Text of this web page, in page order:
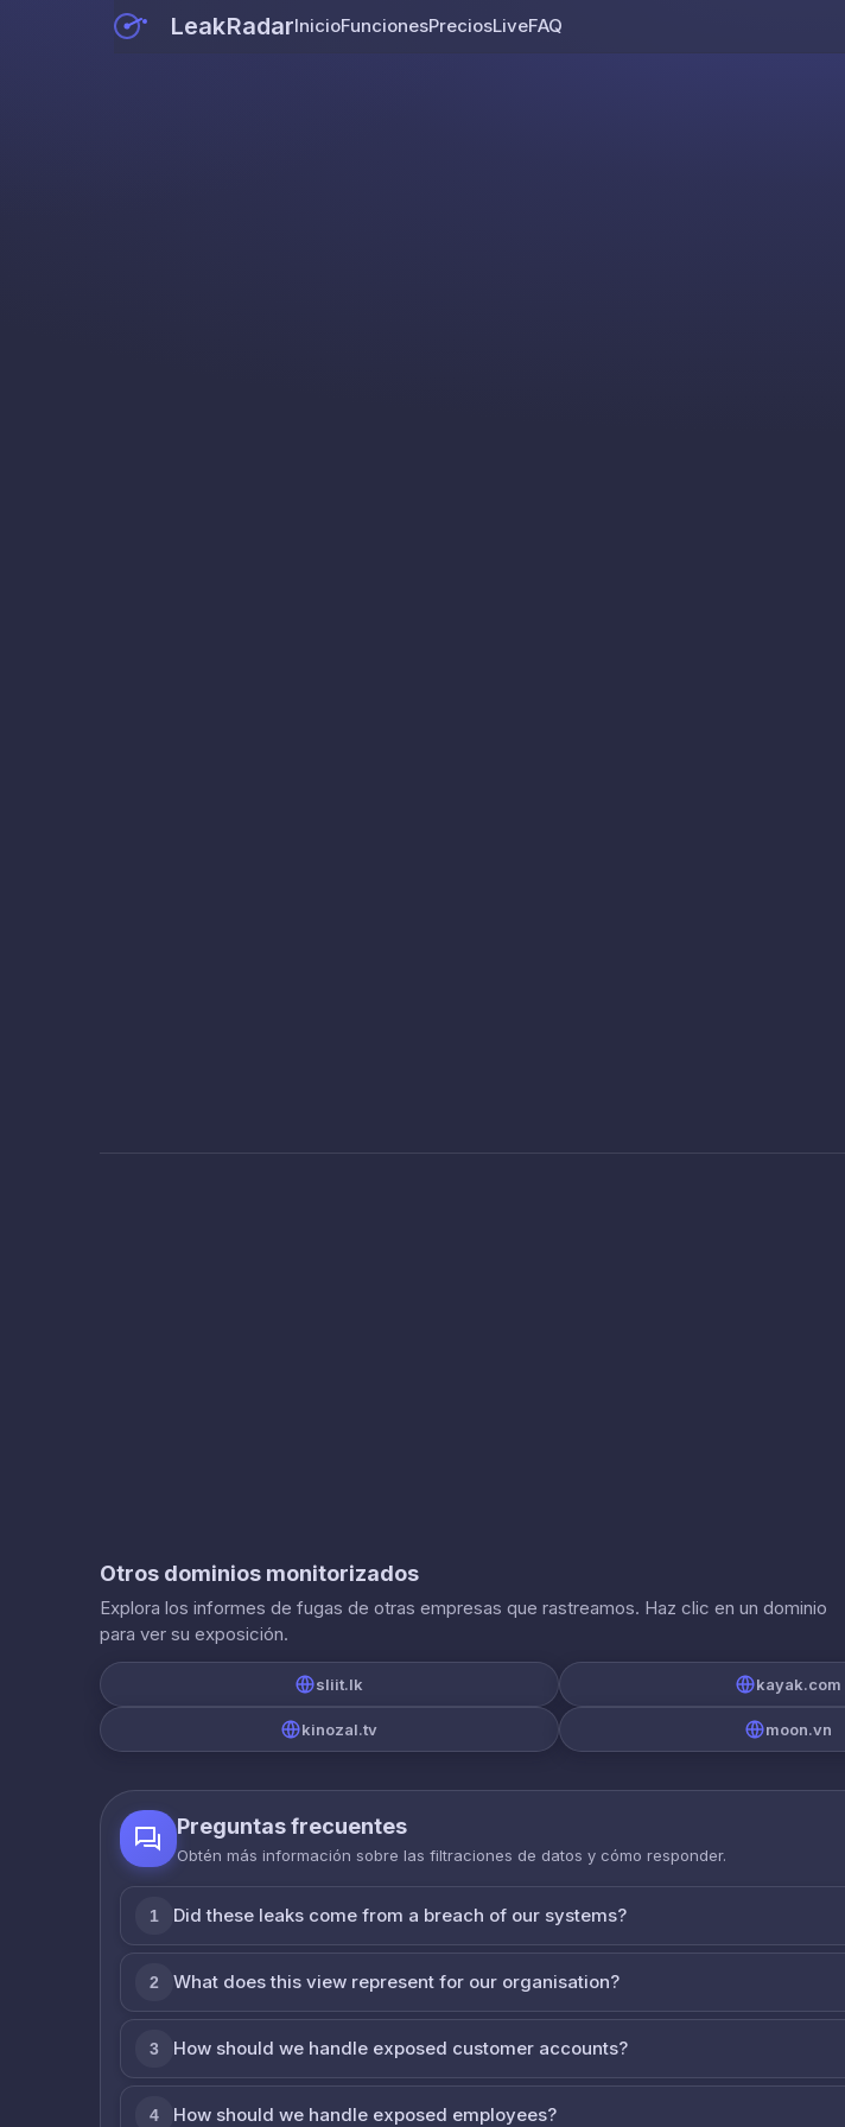
LeakRadarInicioFuncionesPreciosLiveFAQ
Otros dominios monitorizados
Explora los informes de fugas de otras empresas que rastreamos. Haz clic en un dominio
para ver su exposición.
sliit.lk kayak.com
kinozal.tv moon.vn
Preguntas frecuentes
Obtén más información sobre las filtraciones de datos y cómo responder.
1 Did these leaks come from a breach of our systems?
2 What does this view represent for our organisation?
3 How should we handle exposed customer accounts?
4 How should we handle exposed employees?